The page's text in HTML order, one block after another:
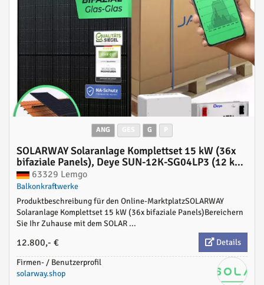
ANG G
SOLARWAY Solaranlage Komplettset 15 kW (36x
bifaziale Panels), Deye SUN-12K-SG04LP3 (12 kW
Ausgang) + Deye 15 kWh Speicher inkl.
Montagesystem, App & WiFi
63329 Lemgo
Balkonkraftwerke
Produktbeschreibung für den Online-MarktplatzSOLARWAY
Solaranlage Komplettset 15 kW (36x bifaziale Panels)Bereichern
Sie Ihr Zuhause mit dem SOLAR ...
12.800,- €
Details
Firmen- / Benutzerprofil
solarway.shop